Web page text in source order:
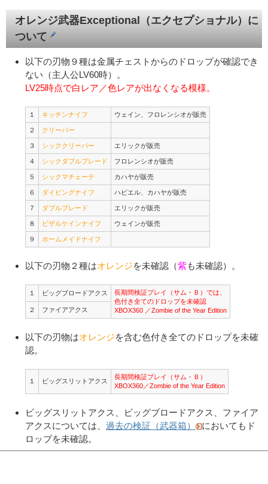
オレンジ武器Exceptional（エクセプショナル）に
ついて
以下の刃物９種は金属チェストからのドロップが確認でき
ない（主人公LV60時）。
LV25時点で白レア／色レアが出なくなる模様。
１ キッチンナイフ ウェイン、フロレンシオが販売
２ クリーバー
３ シッククリーバー エリックが販売
４ シックダブルブレード フロレンシオが販売
５ シックマチェーテ カハヤが販売
６ ダイビングナイフ ハビエル、カハヤが販売
７ ダブルブレード エリックが販売
８ ビザルケインナイフ ウェインが販売
９ ホームメイドナイフ
以下の刃物２種はオレンジを未確認（紫も未確認）。
１ ビッグブロードアクス
長期間検証プレイ（サム・Ｂ）では、
色付き全てのドロップを未確認
XBOX360 ／Zombie of the Year Edition
２ ファイアアクス
以下の刃物はオレンジを含む色付き全てのドロップを未確
認。
１ ビッグスリットアクス
長期間検証プレイ（サム・Ｂ）
XBOX360／Zombie of the Year Edition
ビッグスリットアクス、ビッグブロードアクス、ファイア
アクスについては、 過去の検証（武器箱）
においてもド
ロップを未確認。